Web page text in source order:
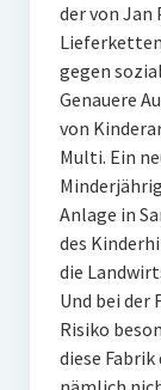
der von Jan
gegen
Genauere
von
Multi. Ein
Anlage in
des
die
Und bei der
Risiko
diese